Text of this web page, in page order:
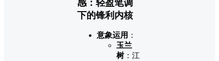
感：轻盈笔调
下的锋利内核
意象运用 ：
玉兰
树：江